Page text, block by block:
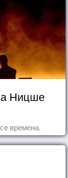
Ницше
времена.